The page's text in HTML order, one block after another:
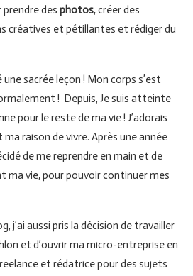
des photos, créer des
créatives et pétillantes et rédiger du
une sacrée leçon ! Mon corps s’est
! Depuis, Je suis atteinte
pour le reste de ma vie ! J’adorais
ma raison de vivre. Après une année
de me reprendre en main et de
ma vie, pour pouvoir continuer mes
j’ai aussi pris la décision de travailler
et d’ouvrir ma micro-entreprise en
et rédatrice pour des sujets